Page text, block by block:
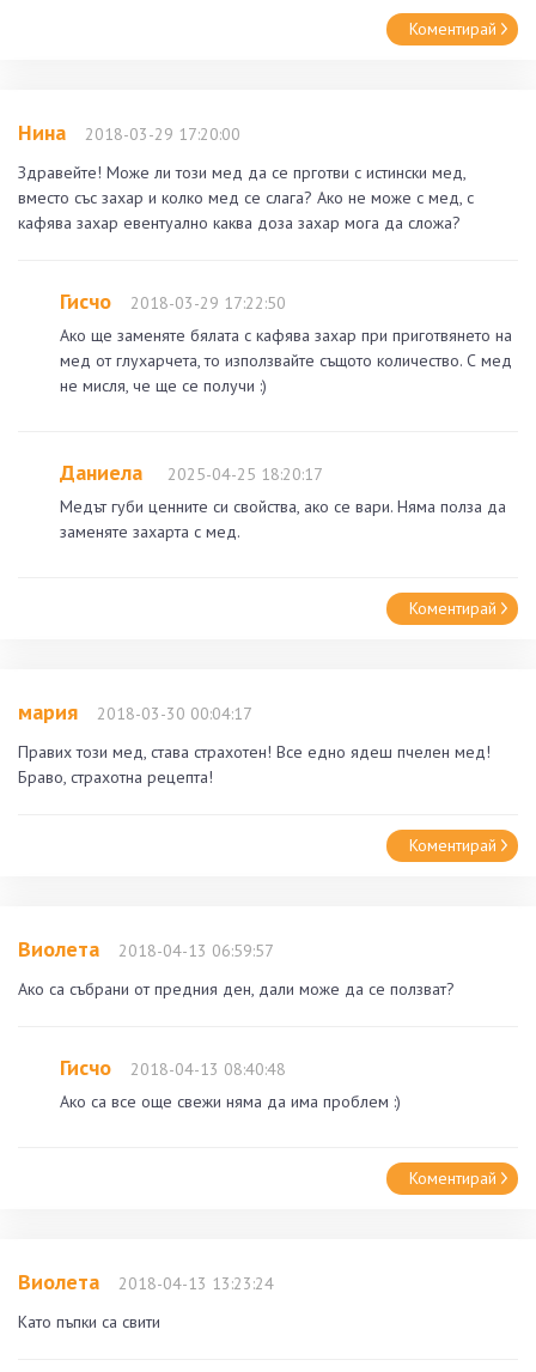
Коментирай
Нина
2018-03-29 17:20:00
Здравейте! Може ли този мед да се прготви с истински мед,
вместо със захар и колко мед се слага? Ако не може с мед, с
кафява захар евентуално каква доза захар мога да сложа?
Гисчо
2018-03-29 17:22:50
Ако ще заменяте бялата с кафява захар при приготвянето на
мед от глухарчета, то използвайте същото количество. С мед
не мисля, че ще се получи :)
Даниела
2025-04-25 18:20:17
Медът губи ценните си свойства, ако се вари. Няма полза да
заменяте захарта с мед.
Коментирай
мария
2018-03-30 00:04:17
Правих този мед, става страхотен! Все едно ядеш пчелен мед!
Браво, страхотна рецепта!
Коментирай
Виолета
2018-04-13 06:59:57
Ако са събрани от предния ден, дали може да се ползват?
Гисчо
2018-04-13 08:40:48
Ако са все още свежи няма да има проблем :)
Коментирай
Виолета
2018-04-13 13:23:24
Като пъпки са свити